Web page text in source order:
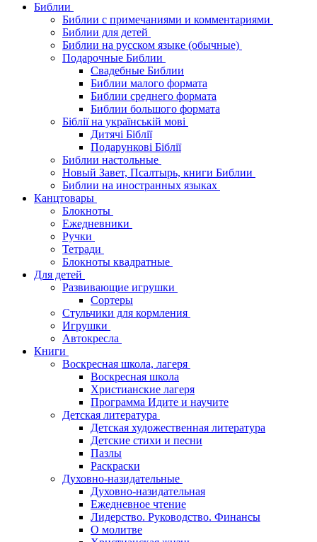
Библии
Библии с примечаниями и комментариями
Библии для детей
Библии на русском языке (обычные)
Подарочные Библии
Свадебные Библии
Библии малого формата
Библии среднего формата
Библии большого формата
Біблії на українській мові
Дитячі Біблії
Подарункові Біблії
Библии настольные
Новый Завет, Псалтырь, книги Библии
Библии на иностранных языках
Канцтовары
Блокноты
Ежедневники
Ручки
Тетради
Блокноты квадратные
Для детей
Развивающие игрушки
Сортеры
Стульчики для кормления
Игрушки
Автокресла
Книги
Воскресная школа, лагеря
Воскресная школа
Христианские лагеря
Программа Идите и научите
Детская литература
Детская художественная литература
Детские стихи и песни
Пазлы
Раскраски
Духовно-назидательные
Духовно-назидательная
Ежедневное чтение
Лидерство. Руководство. Финансы
О молитве